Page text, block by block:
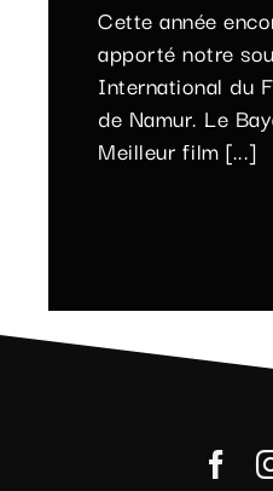
Cette année
apporté notre
International du
de Namur. Le
Meilleur film [...]